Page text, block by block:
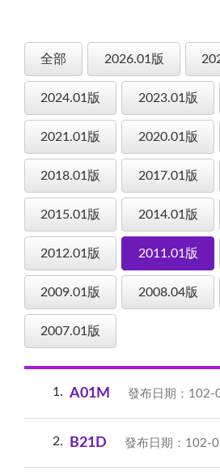
全部 2026.01版
2024.01版 2023.01版
2021.01版 2020.01版
2018.01版 2017.01版
2015.01版 2014.01版
2012.01版 2011.01版
2009.01版 2008.04版
2007.01版
1 A01M 發布日期：102-
2 B21D 發布日期：102-